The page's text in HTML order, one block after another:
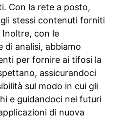
Con la rete a posto,
stessi contenuti forniti
con le
di analisi, abbiamo
per fornire ai tifosi la
assicurandoci
sul modo in cui gli
e guidandoci nei futuri
di nuova